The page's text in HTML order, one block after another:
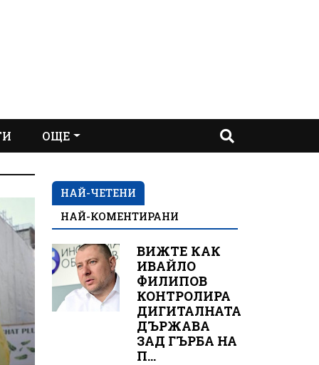
ОЩЕ
НАЙ-ЧЕТЕНИ
НАЙ-КОМЕНТИРАНИ
ВИЖТЕ КАК
ИВАЙЛО
ФИЛИПОВ
КОНТРОЛИРА
ДИГИТАЛНАТА
ДЪРЖАВА
ЗАД ГЪРБА НА
П...